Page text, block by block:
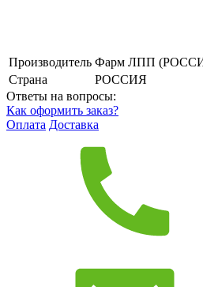
Производитель Фарм ЛПП
Страна
РОССИЯ
Ответы на вопросы:
Как оформить заказ?
Оплата Доставка